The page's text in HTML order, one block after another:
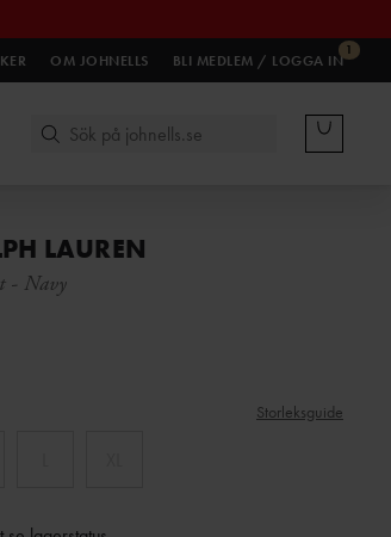
OM JOHNELLS
1
BLI MEDLEM / LOGGA IN
LAUREN
- Navy
Storleksguide